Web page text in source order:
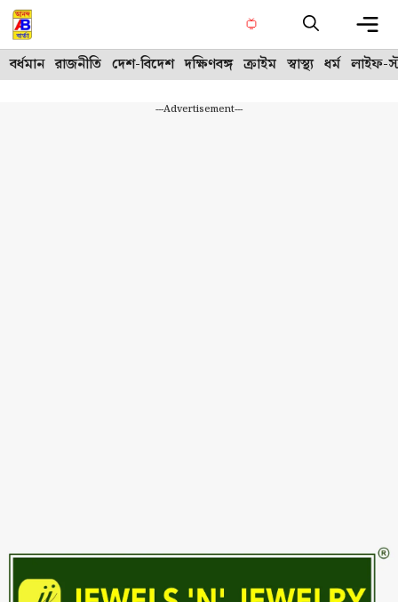
Skip
to
content
বর্ধমান রাজনীতি দেশ-বিদেশ দক্ষিণবঙ্গ ক্রাইম স্বাস্থ্য ধর্ম লাইফ-
---Advertisement---